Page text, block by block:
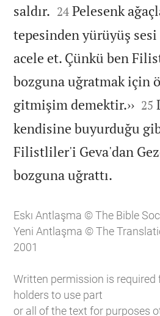
saldır. 

24 Pelesenk
tepesinden yürüyüş
acele et. Çünkü ben
bozguna uğratmak için
gitmişim demektir.››
25
kendisine buyurduğu
Filistliler'i Geva'dan
bozguna uğrattı.
Eskı Antlaşma © The Bible
Yeni Antlaşma © The
2001
Written permission is
holders to use part
or all of the text for purposes